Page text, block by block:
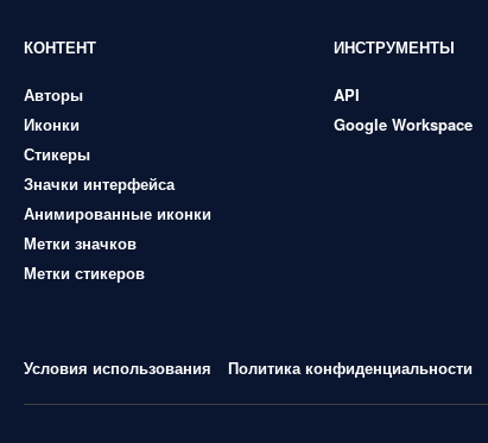
КОНТЕНТ
Авторы
Иконки
Стикеры
Значки интерфейса
Анимированные иконки
Метки значков
Метки стикеров
ИНСТРУМЕНТЫ
API
Google Workspace
Условия использования Политика конфиденциальности